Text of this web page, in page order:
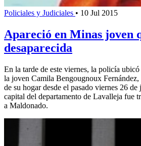
Policiales y Judiciales • 10 Jul 2015
Apareció en Minas joven
desaparecida
En la tarde de este viernes, la policía
la joven Camila Bengougnoux
de su hogar desde el pasado viernes 26
capital del departamento de Lavalleja fue
a Maldonado.